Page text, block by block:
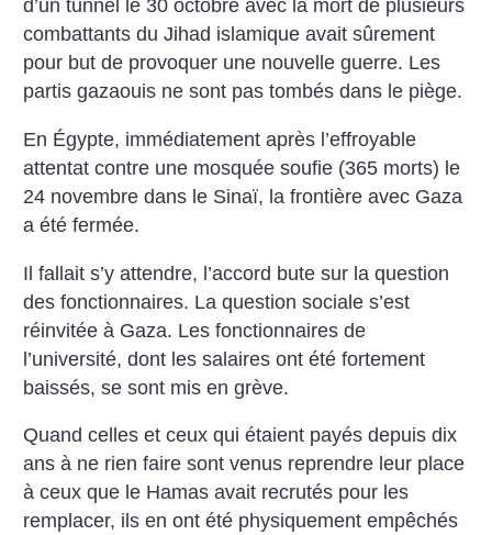
d’un tunnel le 30 octobre avec la mort de plusieurs
combattants du Jihad islamique avait sûrement
pour but de provoquer une nouvelle guerre. Les
partis gazaouis ne sont pas tombés dans le piège.
En Égypte, immédiatement après l’effroyable
attentat contre une mosquée soufie (365 morts) le
24 novembre dans le Sinaï, la frontière avec Gaza
a été fermée.
Il fallait s’y attendre, l’accord bute sur la question
des fonctionnaires. La question sociale s’est
réinvitée à Gaza. Les fonctionnaires de
l’université, dont les salaires ont été fortement
baissés, se sont mis en grève.
Quand celles et ceux qui étaient payés depuis dix
ans à ne rien faire sont venus reprendre leur place
à ceux que le Hamas avait recrutés pour les
remplacer, ils en ont été physiquement empêchés